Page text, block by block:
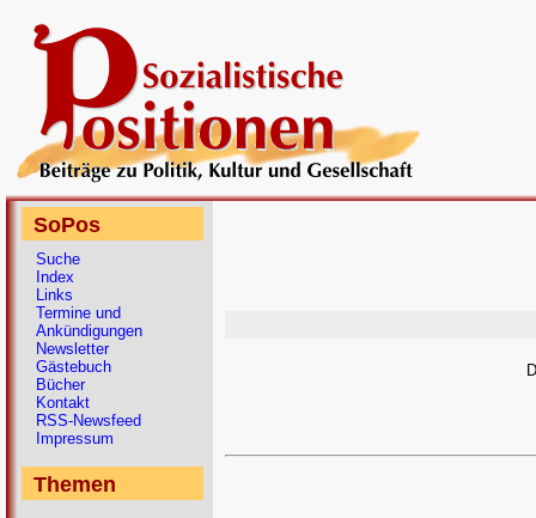
SoPos
Suche
Index
Links
Termine und
Ankündigungen
Newsletter
Gästebuch
Bücher
Kontakt
RSS-Newsfeed
Impressum
Themen